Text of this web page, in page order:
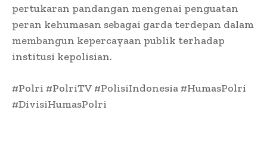
pertukaran pandangan mengenai penguatan
peran kehumasan sebagai garda terdepan dalam
membangun kepercayaan publik terhadap
institusi kepolisian.
#Polri #PolriTV #PolisiIndonesia #HumasPolri
#DivisiHumasPolri